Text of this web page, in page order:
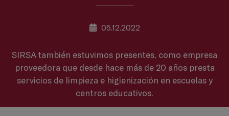
05.12.2022
SIRSA también estuvimos presentes, como empresa
proveedora que desde hace más de 20 años presta
servicios de limpieza e higienización en escuelas y
centros educativos.